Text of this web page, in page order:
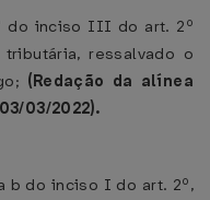
do inciso III do art. 2º
ressalvado o
(Redação da alínea
03/2022).
b do inciso I do art. 2º,